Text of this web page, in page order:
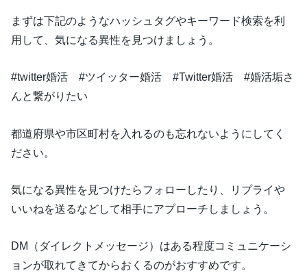
まずは下記のようなハッシュタグやキーワード検索を利
用して、気になる異性を見つけましょう。
#twitter婚活 #ツイッター婚活 #Twitter婚活 #婚活垢さ
んと繋がりたい
都道府県や市区町村を入れるのも忘れないようにしてく
ださい。
気になる異性を見つけたらフォローしたり、リプライや
いいねを送るなどして相手にアプローチしましょう。
DM（ダイレクトメッセージ）はある程度コミュニケーシ
ョンが取れてきてからおくるのがおすすめです。